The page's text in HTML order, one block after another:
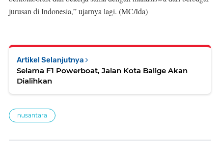
jurusan di Indonesia,” ujarnya lagi. (MC/Ida)
Artikel Selanjutnya
Selama F1 Powerboat, Jalan Kota Balige Akan
Dialihkan
nusantara